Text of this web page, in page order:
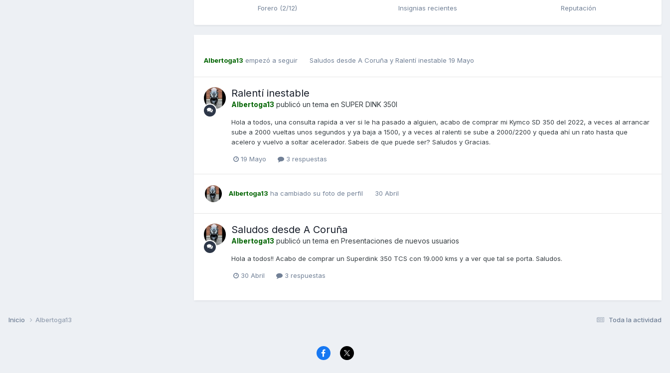
Forero (2/12) Insignias recientes Reputación
Albertoga13 empezó a seguir Saludos desde A Coruña y Ralentí inestable 19 Mayo
Ralentí inestable
Albertoga13 publicó un tema en SUPER DINK 350I
Hola a todos, una consulta rapida a ver si le ha pasado a alguien, acabo de comprar mi Kymco SD 350 del 2022, a veces al arrancar
sube a 2000 vueltas unos segundos y ya baja a 1500, y a veces al ralenti se sube a 2000/2200 y queda ahí un rato hasta que
acelero y vuelvo a soltar acelerador. Sabeis de que puede ser? Saludos y Gracias.
19 Mayo 3 respuestas
Albertoga13 ha cambiado su foto de perfil 30 Abril
Saludos desde A Coruña
Albertoga13 publicó un tema en Presentaciones de nuevos usuarios
Hola a todos!! Acabo de comprar un Superdink 350 TCS con 19.000 kms y a ver que tal se porta. Saludos.
30 Abril 3 respuestas
Toda la actividad
Inicio Albertoga13